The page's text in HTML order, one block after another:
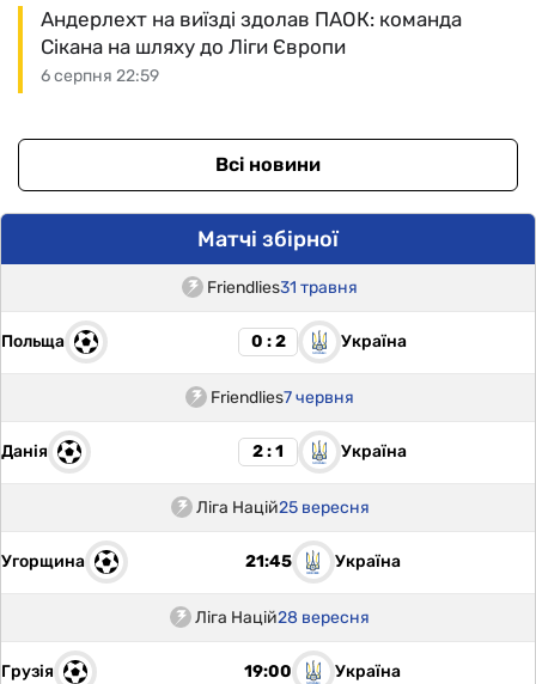
6 серпня 22:59
Андерлехт на виїзді здолав ПАОК: команда
Сікана на шляху до Ліги Європи
Всі новини
Матчі збірної
Friendlies31 травня
Польща 0 : 2 Україна
Friendlies7 червня
Данія 2 : 1 Україна
Ліга Націй25 вересня
Угорщина 21:45 Україна
Ліга Націй28 вересня
Грузія 19:00 Україна